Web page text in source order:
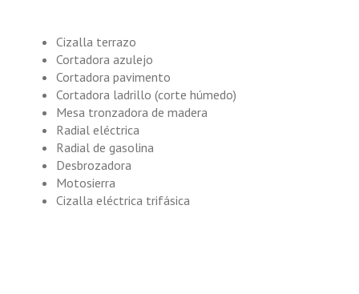
Cizalla terrazo
Cortadora azulejo
Cortadora pavimento
Cortadora ladrillo (corte húmedo)
Mesa tronzadora de madera
Radial eléctrica
Radial de gasolina
Desbrozadora
Motosierra
Cizalla eléctrica trifásica